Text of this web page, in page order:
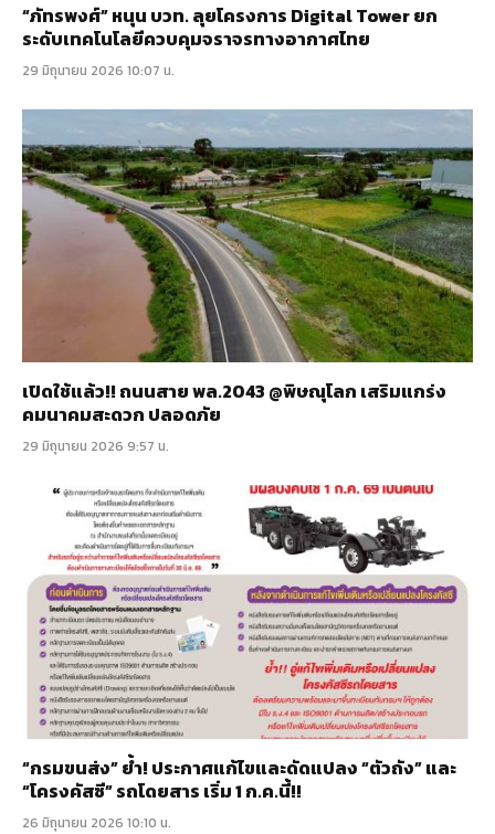
“ภัทรพงศ์” หนุน บวท. ลุยโครงการ Digital Tower ยก
ระดับเทคโนโลยีควบคุมจราจรทางอากาศไทย
29 มิถุนายน 2026 10:07 น.
เปิดใช้แล้ว!! ถนนสาย พล.2043 @พิษณุโลก เสริมแกร่ง
คมนาคมสะดวก ปลอดภัย
29 มิถุนายน 2026 9:57 น.
“กรมขนส่ง” ย้ำ! ประกาศแก้ไขและดัดแปลง “ตัวถัง” และ
“โครงคัสซี” รถโดยสาร เริ่ม 1 ก.ค.นี้!!
26 มิถุนายน 2026 10:10 น.